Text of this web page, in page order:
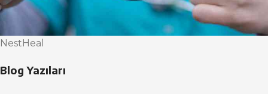
NestHeal
Blog Yazıları